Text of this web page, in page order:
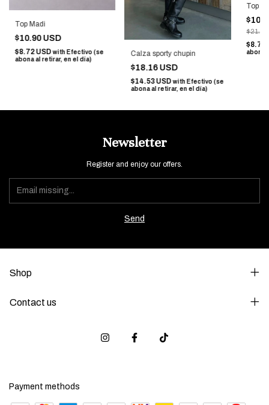
Top Madi
$10.90 USD
$8.72 USDwith Efectivo (se
abona al retirar, en el día)
Calza sporty chupin
$18.16 USD
$14.53 USDwith Efectivo (se
abona al retirar, en el día)
Top
$21.97
$8.72
abona
Newsletter
Register and enjoy our offers.
Shop
Contact us
Payment methods